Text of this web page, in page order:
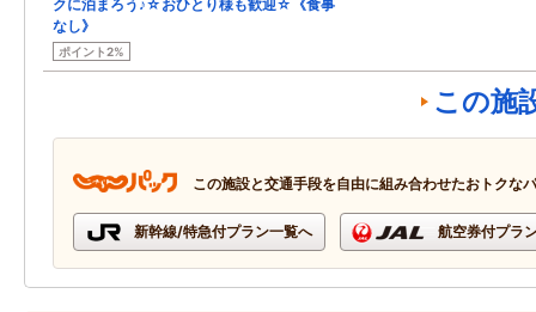
クに泊まろう♪☆おひとり様も歓迎☆《食事
なし》
ポイント2%
この施
この施設と交通手段を自由に組み合わせたおトクな
新幹線/特急付プラン一覧へ 航空券付プラ